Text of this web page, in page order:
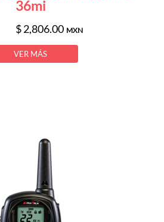
36mi
$ 2,806.00 MXN
VER MÁS